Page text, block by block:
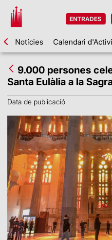
ENTRADES
Notícies Calendari
9.000 persones
Santa Eulàlia a la
Data de publicació